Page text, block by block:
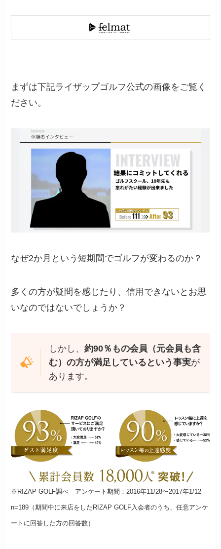
まずは下記ライザップゴルフ公式の画像をご覧く
ださい。
なぜ2か月という短期間でゴルフが変わるのか？
多くの方が疑問を感じたり、信用できないとお思
いなのではないでしょうか？
しかし、 約90％もの会員（元会員も含
む）の方が満足しているという事実が
あります。
※RIZAP GOLF調べ アンケート期間：2016年11/28〜2017年1/12
n=189（期間中に来店をしたRIZAP GOLF入会者のうち、任意アンケ
ートに回答した方の回答数）